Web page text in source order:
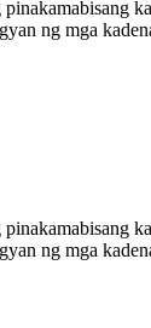
ng mga
ng mga